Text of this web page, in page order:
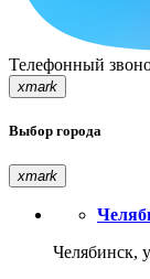
Телефонный
xmark
Выбор города
xmark
Челябинск,